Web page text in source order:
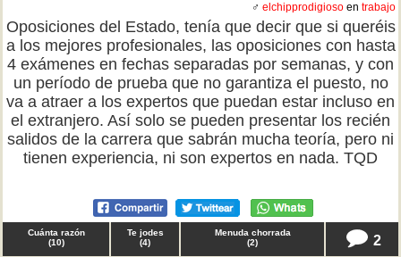
♂ elchipprodigioso en trabajo
Oposiciones del Estado, tenía que decir que si queréis
a los mejores profesionales, las oposiciones con hasta
4 exámenes en fechas separadas por semanas, y con
un período de prueba que no garantiza el puesto, no
va a atraer a los expertos que puedan estar incluso en
el extranjero. Así solo se pueden presentar los recién
salidos de la carrera que sabrán mucha teoría, pero ni
tienen experiencia, ni son expertos en nada. TQD
Cuánta razón
(10)
Te jodes
(4)
Menuda chorrada
(2) 2